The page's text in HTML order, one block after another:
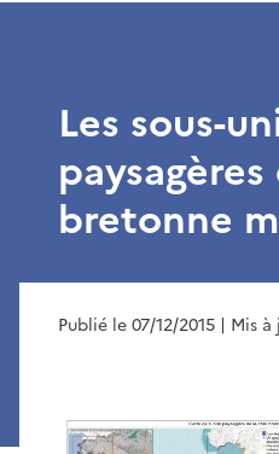
Les sous-
bretonne
Publié le 07/12/2015 | Mis